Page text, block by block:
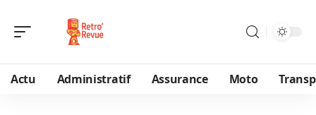
Actu Administratif Assurance Moto